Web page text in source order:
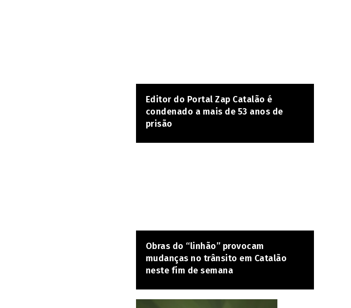
Editor do Portal Zap Catalão é
condenado a mais de 53 anos de
prisão
Obras do “linhão” provocam
mudanças no trânsito em Catalão
neste fim de semana